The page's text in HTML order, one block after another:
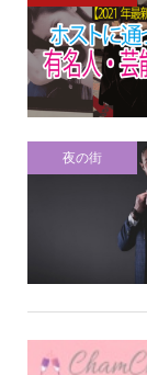
夜の街